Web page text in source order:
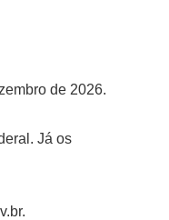
de 2026.
Já os